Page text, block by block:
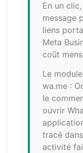
En un
message
liens
Meta
coût
Le
wa.me :
le
ouvrir
tracé
activité